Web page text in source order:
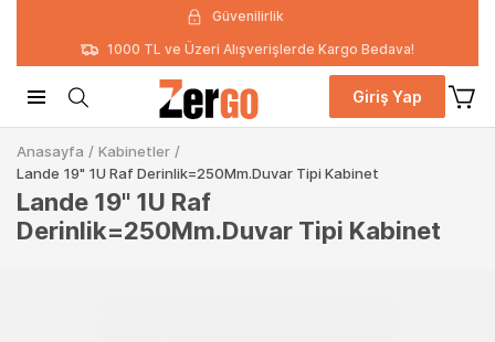
Güvenilirlik
1000 TL ve Üzeri Alışverişlerde Kargo Bedava!
Giriş Yap
Anasayfa / Kabinetler /
Lande 19" 1U Raf Derinlik=250Mm.Duvar Tipi Kabinet
Lande 19" 1U Raf
Derinlik=250Mm.Duvar Tipi Kabinet